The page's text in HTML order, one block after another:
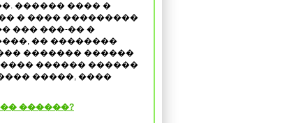
������ ���� �
� ���� ���������
��� ���-�� �
�� ��������
������� ������
������ ������
�����, ����
������?